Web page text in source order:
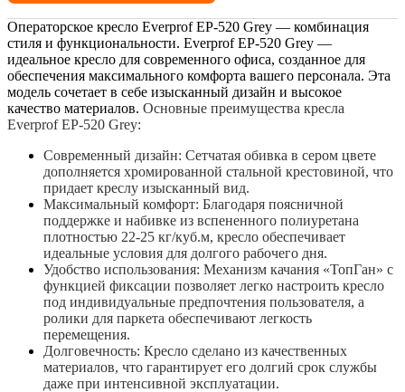
Операторское кресло Everprof EP-520 Grey — комбинация
стиля и функциональности. Everprof EP-520 Grey —
идеальное кресло для современного офиса, созданное для
обеспечения максимального комфорта вашего персонала. Эта
модель сочетает в себе изысканный дизайн и высокое
качество материалов. Основные преимущества кресла
Everprof EP-520 Grey:
Современный дизайн: Сетчатая обивка в сером цвете
дополняется хромированной стальной крестовиной, что
придает креслу изысканный вид.
Максимальный комфорт: Благодаря поясничной
поддержке и набивке из вспененного полиуретана
плотностью 22-25 кг/куб.м, кресло обеспечивает
идеальные условия для долгого рабочего дня.
Удобство использования: Механизм качания «ТопГан» с
функцией фиксации позволяет легко настроить кресло
под индивидуальные предпочтения пользователя, а
ролики для паркета обеспечивают легкость
перемещения.
Долговечность: Кресло сделано из качественных
материалов, что гарантирует его долгий срок службы
даже при интенсивной эксплуатации.